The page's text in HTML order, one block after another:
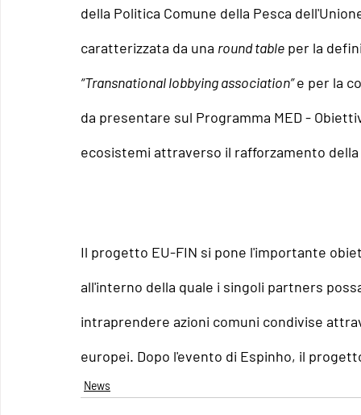
della Politica Comune della Pesca
caratterizzata da una round table per la
“Transnational lobbying association” e per la
da presentare sul Programma MED -
ecosistemi attraverso il rafforzamento
Il progetto EU-FIN si pone l'importante
all'interno della quale i singoli partners
intraprendere azioni comuni condivise
europei. Dopo l'evento di Espinho, il
News